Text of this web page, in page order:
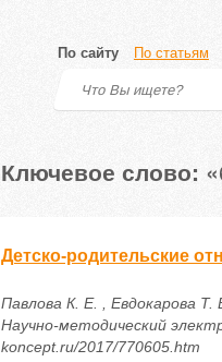
По сайту По статьям
Ключевое слово:
Детско-родительские
Павлова К. Е. , Евдокарова
Научно-методический
koncept.ru/2017/770605.htm